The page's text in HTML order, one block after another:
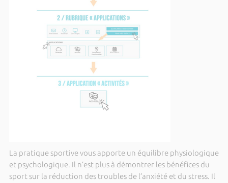
La pratique sportive vous apporte un équilibre physiologique
et psychologique. Il n’est plus à démontrer les bénéfices du
sport sur la réduction des troubles de l’anxiété et du stress. Il